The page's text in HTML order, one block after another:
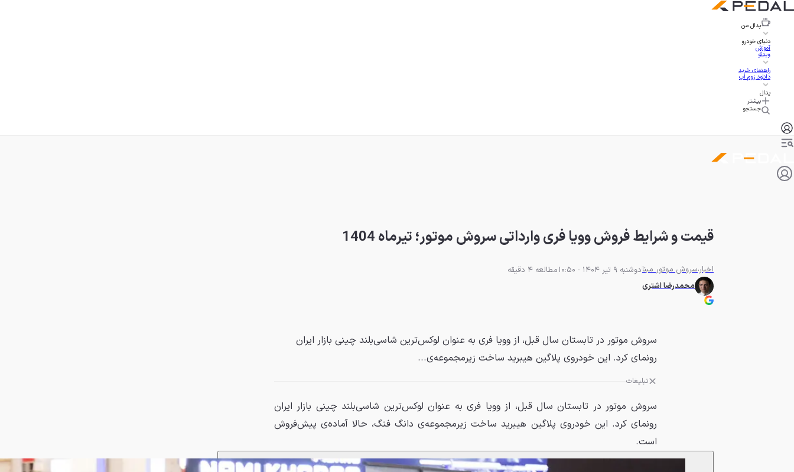
پدال من
دنیای خودرو
آموزش
ویدئو
راهنمای خرید
دانلود زوم اپ
پدال
بیشتر
جستجو
قیمت و شرایط فروش وویا فری وارداتی سروش موتور؛ تیرماه 1404
اخبارسروش موتور مبنادوشنبه 9 تیر 1404 - 10:50
مطالعه 4 دقیقه
محمدرضا اشتری
سروش موتور در تابستان سال قبل، از وویا فری به عنوان لوکس‌ترین شاسی‌بلند چینی بازار ایران
رونمای کرد. این خودروی پلاگین هیبرید ساخت زیرمجموعه‌ی...
تبلیغات
سروش موتور در تابستان سال قبل، از وویا فری به عنوان لوکس‌ترین شاسی‌بلند چینی بازار ایران
رونمای کرد. این خودروی پلاگین هیبرید ساخت زیرمجموعه‌ی دانگ فنگ، حالا آماده‌ی پیش‌فروش
است.